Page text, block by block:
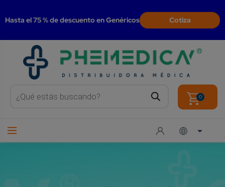
Hasta el 75 % de descuento en Genéricos Cotiza
search 0